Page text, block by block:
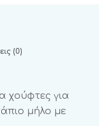
(0)
χούφτες για
μήλο με